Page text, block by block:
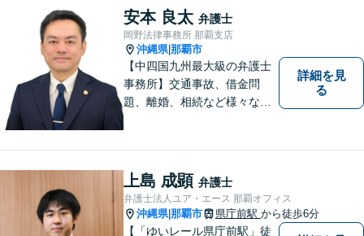
い！
安本 良太 弁護士
岡野法律事務所 那覇支店
沖縄県|那覇市
【中四国九州最大級の弁護士
事務所】交通事故、借金問
題、離婚、相続など様々な問
まずはお気軽にご相談くださ
い！
詳細を見
る
上島 成顕 弁護士
弁護士法人ユア・エース 那覇オフィス
沖縄県|那覇市 県庁前駅 から徒歩6分
【「ゆいレール県庁前駅」徒